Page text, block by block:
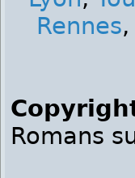
Rennes,
Romans